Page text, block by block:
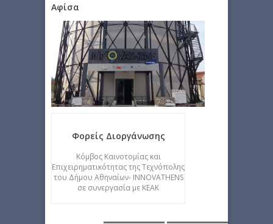
Αφίσα
Φορείς Διοργάνωσης
Κόμβος Καινοτομίας και
Επιχειρηματικότητας της Τεχνόπολης
του Δήμου Αθηναίων- INNOVATHENS
σε συνεργασία με ΚΕΑΚ